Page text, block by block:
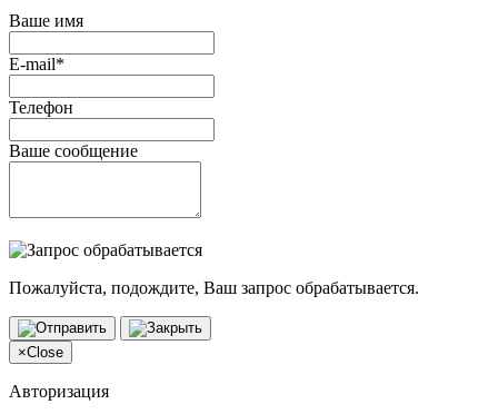
Ваше имя
E-mail*
Телефон
Ваше сообщение
Пожалуйста, подождите, Ваш запрос обрабатывается.
×Close
Авторизация